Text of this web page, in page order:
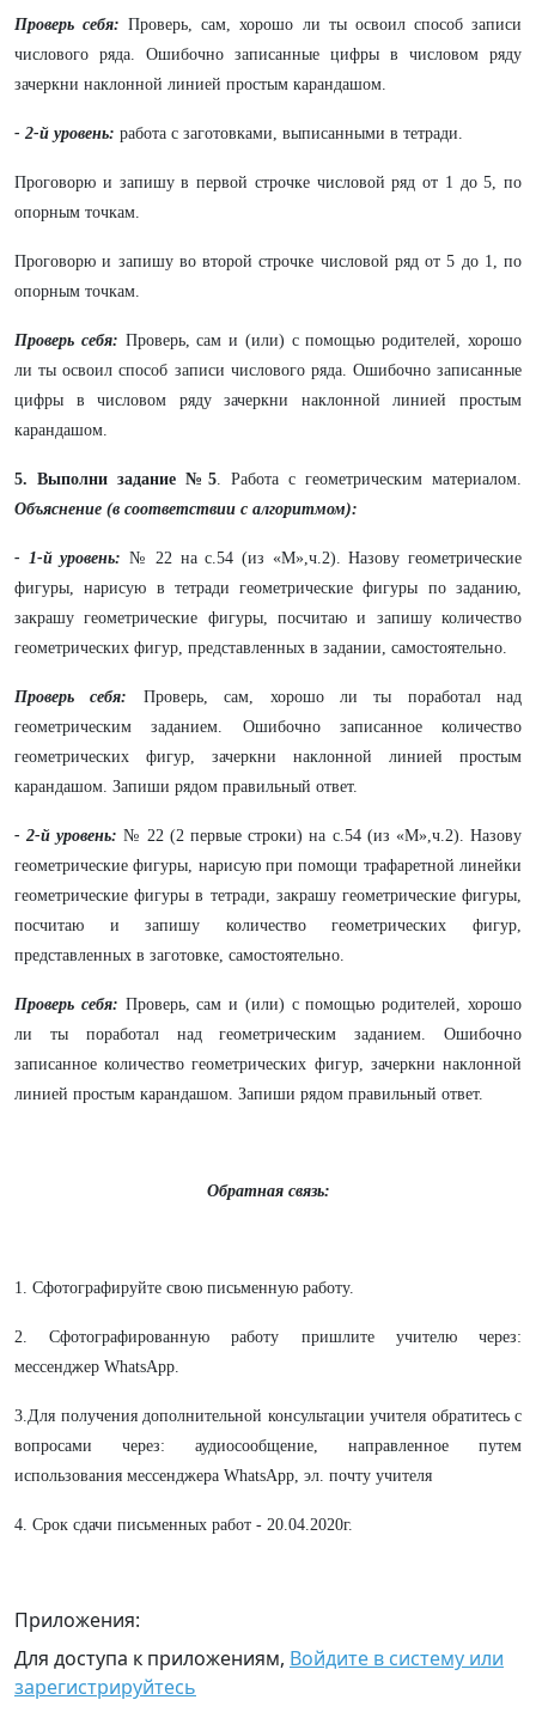
Проверь себя: Проверь, сам, хорошо ли ты освоил способ записи
числового ряда. Ошибочно записанные цифры в числовом ряду
зачеркни наклонной линией простым карандашом.
- 2-й уровень: работа с заготовками, выписанными в тетради.
Проговорю и запишу в первой строчке числовой ряд от 1 до 5, по
опорным точкам.
Проговорю и запишу во второй строчке числовой ряд от 5 до 1, по
опорным точкам.
Проверь себя: Проверь, сам и (или) с помощью родителей, хорошо
ли ты освоил способ записи числового ряда. Ошибочно записанные
цифры в числовом ряду зачеркни наклонной линией простым
карандашом.
5. Выполни задание №5. Работа с геометрическим материалом.
Объяснение (в соответствии с алгоритмом):
- 1-й уровень: № 22 на с.54 (из «М»,ч.2). Назову геометрические
фигуры, нарисую в тетради геометрические фигуры по заданию,
закрашу геометрические фигуры, посчитаю и запишу количество
геометрических фигур, представленных в задании, самостоятельно.
Проверь себя: Проверь, сам, хорошо ли ты поработал над
геометрическим заданием. Ошибочно записанное количество
геометрических фигур, зачеркни наклонной линией простым
карандашом. Запиши рядом правильный ответ.
- 2-й уровень: № 22 (2 первые строки) на с.54 (из «М»,ч.2). Назову
геометрические фигуры, нарисую при помощи трафаретной линейки
геометрические фигуры в тетради, закрашу геометрические фигуры,
посчитаю и запишу количество геометрических фигур,
представленных в заготовке, самостоятельно.
Проверь себя: Проверь, сам и (или) с помощью родителей, хорошо
ли ты поработал над геометрическим заданием. Ошибочно
записанное количество геометрических фигур, зачеркни наклонной
линией простым карандашом. Запиши рядом правильный ответ.
Обратная связь:
1. Сфотографируйте свою письменную работу.
2. Сфотографированную работу пришлите учителю через:
мессенджер WhatsApp.
3.Для получения дополнительной консультации учителя обратитесь с
вопросами через: аудиосообщение, направленное путем
использования мессенджера WhatsApp, эл. почту учителя
4. Срок сдачи письменных работ - 20.04.2020г.
Приложения:
Для доступа к приложениям, Войдите в систему или
зарегистрируйтесь